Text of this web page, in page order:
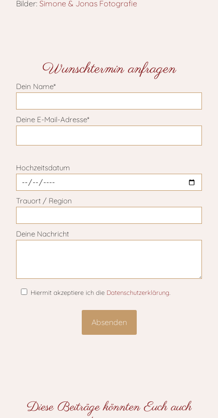
Bilder: Simone & Jonas Fotografie
Wunschtermin anfragen
Dein Name*
Deine E-Mail-Adresse*
Hochzeitsdatum
Trauort / Region
Deine Nachricht
Hiermit akzeptiere ich die Datenschutzerklärung
Diese Beiträge könnten Euch auch